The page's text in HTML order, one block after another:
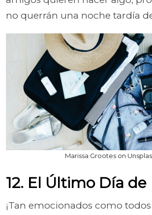
no querrán una noche tardía
Marissa Grootes on
12. El Último Día de
¡Tan emocionados como